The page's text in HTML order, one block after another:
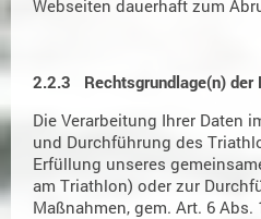
Webseiten dauerhaft zum
2.2.3 Rechtsgrundlage(n) der
Die Verarbeitung Ihrer Daten
und Durchführung des
Erfüllung unseres
am Triathlon) oder zur
Maßnahmen, gem. Art. 6 Abs.